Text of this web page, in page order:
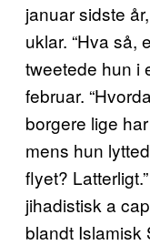
januar sidste
uklar. “Hva så,
tweetede hun i
februar.
borgere lige
mens hun
flyet?
jihadistisk a
blandt Islamisk